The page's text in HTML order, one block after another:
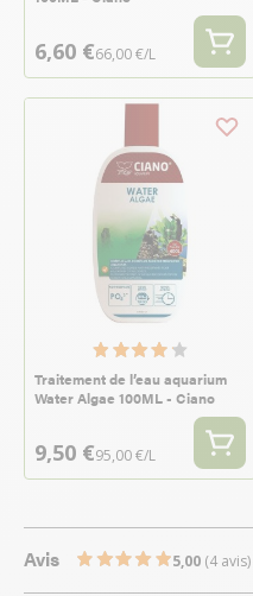
6,60 €66,00 €/L
Traitement de l’eau aquarium
Water Algae 100ML - Ciano
9,50 €95,00 €/L
Avis 5,00 (4 avis)